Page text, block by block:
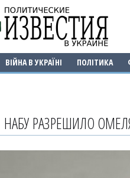
ВІЙНА В УКРАЇНІ ПОЛІТИКА
НАБУ РАЗРЕШИЛО